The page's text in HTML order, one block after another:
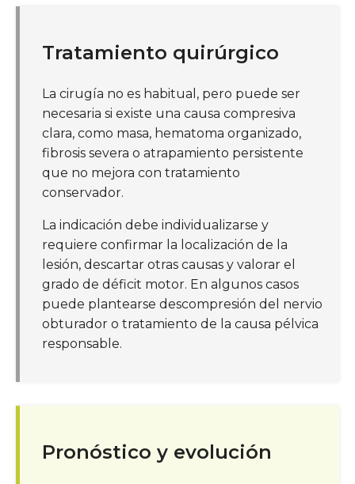
Tratamiento quirúrgico
La cirugía no es habitual, pero puede ser
necesaria si existe una causa compresiva
clara, como masa, hematoma organizado,
fibrosis severa o atrapamiento persistente
que no mejora con tratamiento
conservador.
La indicación debe individualizarse y
requiere confirmar la localización de la
lesión, descartar otras causas y valorar el
grado de déficit motor. En algunos casos
puede plantearse descompresión del nervio
obturador o tratamiento de la causa pélvica
responsable.
Pronóstico y evolución